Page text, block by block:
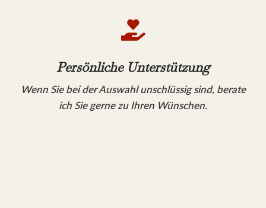

Persönliche Unterstützung
Wenn Sie bei der Auswahl unschlüssig sind, berate
ich Sie gerne zu Ihren Wünschen.